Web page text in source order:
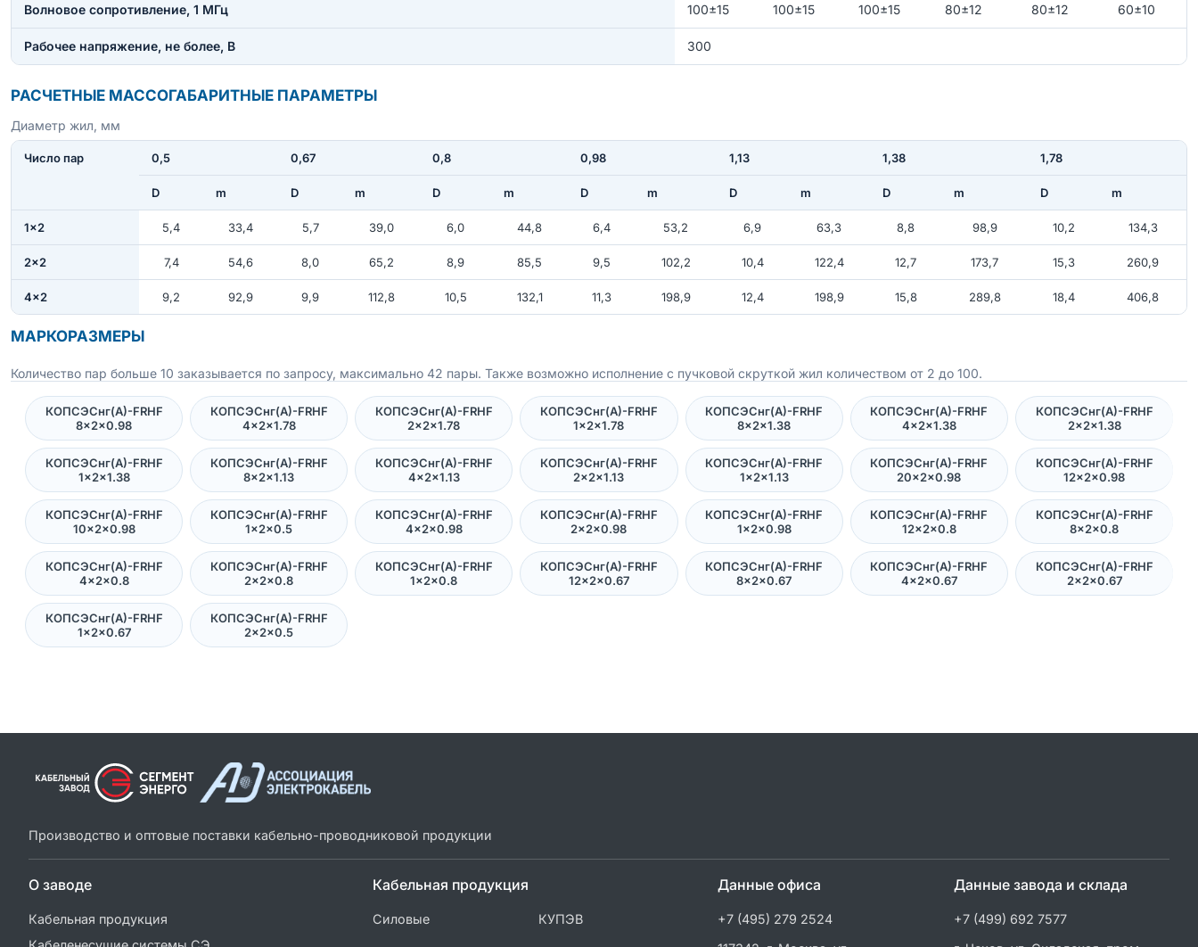
Волновое сопротивление, 1 МГц 100±15 100±15 100±15 80±12 80±12 60±10
Рабочее напряжение, не более, В 300
РАСЧЕТНЫЕ МАССОГАБАРИТНЫЕ ПАРАМЕТРЫ
Диаметр жил, мм
Число пар 0,5 0,67 0,8 0,98 1,13 1,38 1,78
D m D m D m D m D m D m D m
1×2 5,4 33,4 5,7 39,0 6,0 44,8 6,4 53,2 6,9 63,3 8,8 98,9 10,2 134,3
2×2 7,4 54,6 8,0 65,2 8,9 85,5 9,5 102,2 10,4 122,4 12,7 173,7 15,3 260,9
4×2 9,2 92,9 9,9 112,8 10,5 132,1 11,3 198,9 12,4 198,9 15,8 289,8 18,4 406,8
МАРКОРАЗМЕРЫ
Количество пар больше 10 заказывается по запросу, максимально 42 пары. Также возможно исполнение с пучковой скруткой жил количеством от 2 до 100.
КОПСЭСнг(А)-FRHF
8×2×0.98
КОПСЭСнг(А)-FRHF
4×2×1.78
КОПСЭСнг(А)-FRHF
2×2×1.78
КОПСЭСнг(А)-FRHF
1×2×1.78
КОПСЭСнг(А)-FRHF
8×2×1.38
КОПСЭСнг(А)-FRHF
4×2×1.38
КОПСЭСнг(А)-FRHF
2×2×1.38
КОПСЭСнг(А)-FRHF
1×2×1.38
КОПСЭСнг(А)-FRHF
8×2×1.13
КОПСЭСнг(А)-FRHF
4×2×1.13
КОПСЭСнг(А)-FRHF
2×2×1.13
КОПСЭСнг(А)-FRHF
1×2×1.13
КОПСЭСнг(А)-FRHF
20×2×0.98
КОПСЭСнг(А)-FRHF
12×2×0.98
КОПСЭСнг(А)-FRHF
10×2×0.98
КОПСЭСнг(А)-FRHF
1×2×0.5
КОПСЭСнг(А)-FRHF
4×2×0.98
КОПСЭСнг(А)-FRHF
2×2×0.98
КОПСЭСнг(А)-FRHF
1×2×0.98
КОПСЭСнг(А)-FRHF
12×2×0.8
КОПСЭСнг(А)-FRHF
8×2×0.8
КОПСЭСнг(А)-FRHF
4×2×0.8
КОПСЭСнг(А)-FRHF
2×2×0.8
КОПСЭСнг(А)-FRHF
1×2×0.8
КОПСЭСнг(А)-FRHF
12×2×0.67
КОПСЭСнг(А)-FRHF
8×2×0.67
КОПСЭСнг(А)-FRHF
4×2×0.67
КОПСЭСнг(А)-FRHF
2×2×0.67
КОПСЭСнг(А)-FRHF
1×2×0.67
КОПСЭСнг(А)-FRHF
2×2×0.5
Производство и оптовые поставки кабельно-проводниковой продукции
О заводе
Кабельная продукция
Кабельная продукция
Силовые КУПЭВ
Данные офиса
+7 (495) 279 2524
Данные завода и склада
+7 (499) 692 7577